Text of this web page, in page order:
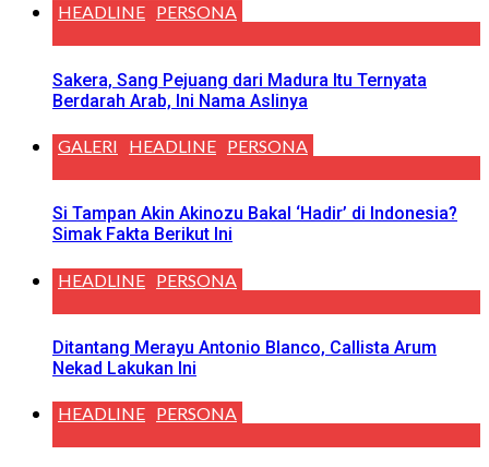
HEADLINE PERSONA
Sakera, Sang Pejuang dari Madura Itu Ternyata
Berdarah Arab, Ini Nama Aslinya
GALERI HEADLINE PERSONA
Si Tampan Akin Akinozu Bakal ‘Hadir’ di Indonesia?
Simak Fakta Berikut Ini
HEADLINE PERSONA
Ditantang Merayu Antonio Blanco, Callista Arum
Nekad Lakukan Ini
HEADLINE PERSONA